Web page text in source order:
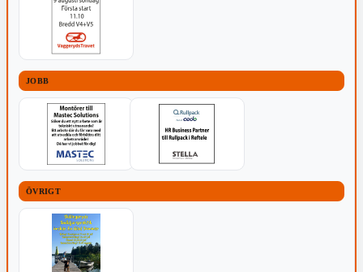
JOBB
ÖVRIGT